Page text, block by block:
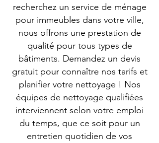
recherchez un service de ménage
pour immeubles dans votre ville,
nous offrons une prestation de
qualité pour tous types de
bâtiments. Demandez un devis
gratuit pour connaître nos tarifs et
planifier votre nettoyage ! Nos
équipes de nettoyage qualifiées
interviennent selon votre emploi
du temps, que ce soit pour un
entretien quotidien de vos